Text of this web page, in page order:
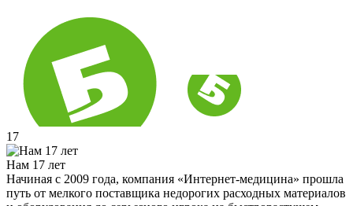
17
Нам 17 лет
Начиная с 2009 года, компания «Интернет-медицина» прошла
путь от мелкого поставщика недорогих расходных материалов